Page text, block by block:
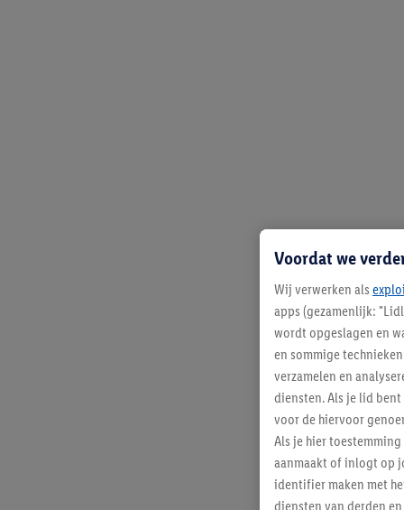
Voordat we
Wij verwerken als
apps (gezamenlijk:
wordt opgeslagen en
en sommige
verzamelen en
diensten. Als je lid
voor de hiervoor
Als je hier
aanmaakt of inlogt op
identifier maken met
diensten van derden